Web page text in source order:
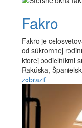
Fakro
Fakro je
od súkromnej
ktorej podieľníkmi
Rakúska,
zobraziť